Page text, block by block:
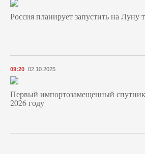
Россия планирует запустить на Луну
09:20 02.10.2025
Первый импортозамещенный спутник
2026 году